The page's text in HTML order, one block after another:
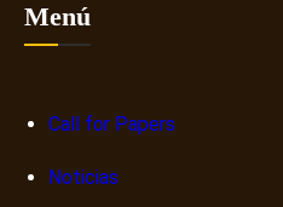
Menú
Call for Papers
Noticias